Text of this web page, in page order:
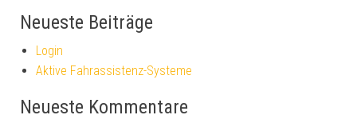
Neueste Beiträge
Login
Aktive Fahrassistenz-Systeme
Neueste Kommentare